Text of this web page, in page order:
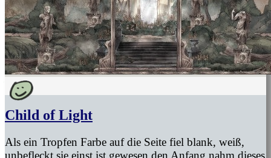
Child of Light
Als ein Tropfen Farbe auf die Seite fiel blank, weiß,
unbefleckt sie einst ist gewesen den Anfang nahm dieses